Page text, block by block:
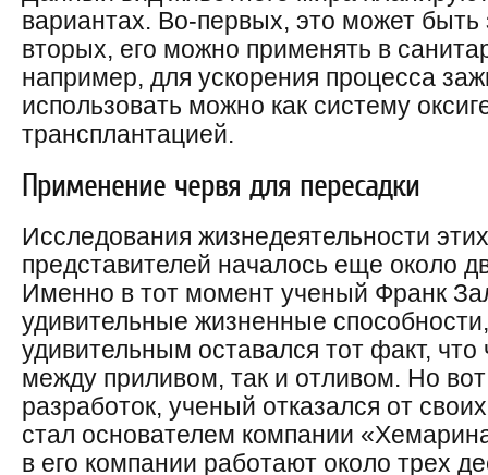
вариантах. Во-первых, это может
вторых, его можно применять в
например, для ускорения процесса
использовать можно как систему
трансплантацией.
Применение червя для пересадки
Исследования жизнедеятельности
представителей началось еще около
Именно в тот момент ученый Франк
удивительные жизненные
удивительным оставался тот факт,
между приливом, так и отливом. Но
разработок, ученый отказался от
стал основателем компании
в его компании работают около трех